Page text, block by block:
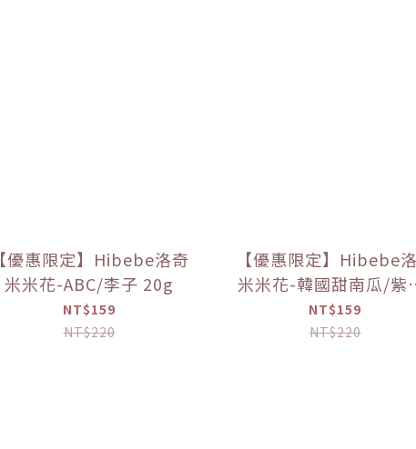
【優惠限定】Hibebe洛奇
米米花-ABC/李子 20g
NT$159
NT$220
【優惠限定】Hibebe
米米花-韓國甜南瓜/紫
韓國蘋果+胡蘿蔔
NT$159
NT$220